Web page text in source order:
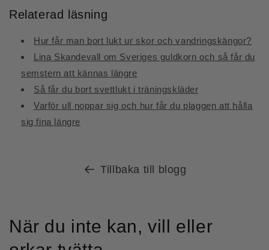
Relaterad läsning
Hur får man bort lukt ur skor och vandringskängor?
Lina Skandevall om Sveriges guldkorn och så får du
semstern att kännas längre
Så får du bort svettlukt i träningskläder
Varför ull noppar sig och hur får du plaggen att hålla
sig fina längre
Tillbaka till blogg
När du inte kan, vill eller